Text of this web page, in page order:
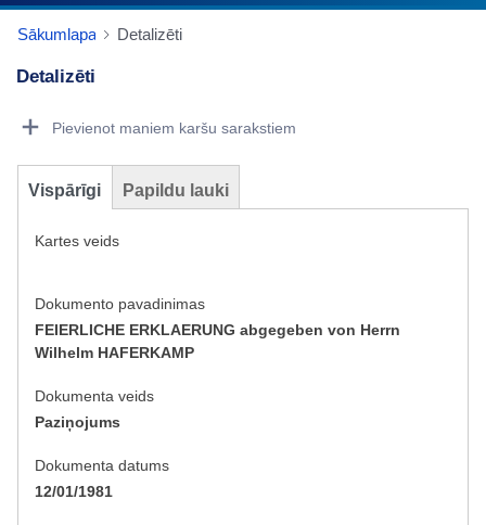
Sākumlapa Detalizēti
Detalizēti
Pievienot maniem karšu sarakstiem
Vispārīgi Papildu lauki
Kartes veids
Dokumento pavadinimas
FEIERLICHE ERKLAERUNG abgegeben von Herrn
Wilhelm HAFERKAMP
Dokumenta veids
Paziņojums
Dokumenta datums
12/01/1981